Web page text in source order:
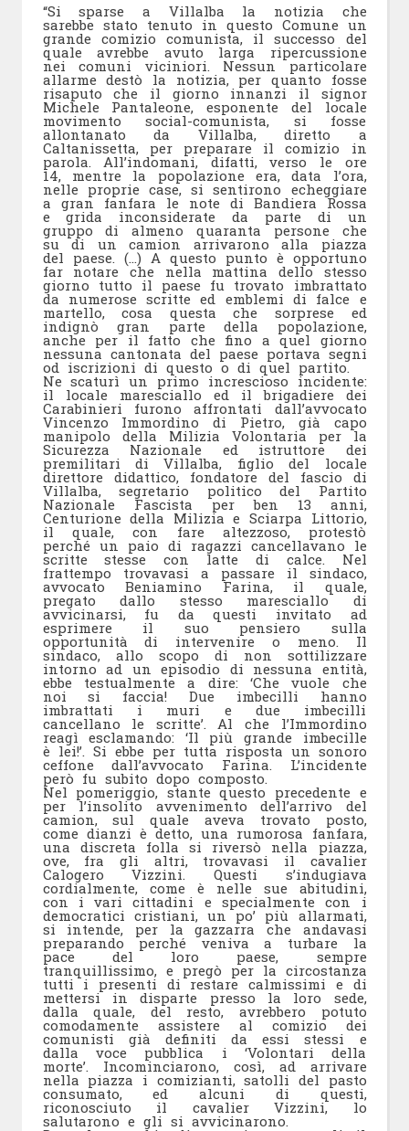
“Si sparse a Villalba la notizia che
sarebbe stato tenuto in questo Comune un
grande comizio comunista, il successo del
quale avrebbe avuto larga ripercussione
nei comuni viciniori. Nessun particolare
allarme destò la notizia, per quanto fosse
risaputo che il giorno innanzi il signor
Michele Pantaleone, esponente del locale
movimento social-comunista, si fosse
allontanato da Villalba, diretto a
Caltanissetta, per preparare il comizio in
parola. All’indomani, difatti, verso le ore
14, mentre la popolazione era, data l’ora,
nelle proprie case, si sentirono echeggiare
a gran fanfara le note di Bandiera Rossa
e grida inconsiderate da parte di un
gruppo di almeno quaranta persone che
su di un camion arrivarono alla piazza
del paese. (…) A questo punto è opportuno
far notare che nella mattina dello stesso
giorno tutto il paese fu trovato imbrattato
da numerose scritte ed emblemi di falce e
martello, cosa questa che sorprese ed
indignò gran parte della popolazione,
anche per il fatto che fino a quel giorno
nessuna cantonata del paese portava segni
od iscrizioni di questo o di quel partito.
Ne scaturì un primo increscioso incidente:
il locale maresciallo ed il brigadiere dei
Carabinieri furono affrontati dall’avvocato
Vincenzo Immordino di Pietro, già capo
manipolo della Milizia Volontaria per la
Sicurezza Nazionale ed istruttore dei
premilitari di Villalba, figlio del locale
direttore didattico, fondatore del fascio di
Villalba, segretario politico del Partito
Nazionale Fascista per ben 13 anni,
Centurione della Milizia e Sciarpa Littorio,
il quale, con fare altezzoso, protestò
perché un paio di ragazzi cancellavano le
scritte stesse con latte di calce. Nel
frattempo trovavasi a passare il sindaco,
avvocato Beniamino Farina, il quale,
pregato dallo stesso maresciallo di
avvicinarsi, fu da questi invitato ad
esprimere il suo pensiero sulla
opportunità di intervenire o meno. Il
sindaco, allo scopo di non sottilizzare
intorno ad un episodio di nessuna entità,
ebbe testualmente a dire: ‘Che vuole che
noi si faccia! Due imbecilli hanno
imbrattati i muri e due imbecilli
cancellano le scritte’. Al che l’Immordino
reagì esclamando: ‘Il più grande imbecille
è lei!’. Si ebbe per tutta risposta un sonoro
ceffone dall’avvocato Farina. L’incidente
però fu subito dopo composto.
Nel pomeriggio, stante questo precedente e
per l’insolito avvenimento dell’arrivo del
camion, sul quale aveva trovato posto,
come dianzi è detto, una rumorosa fanfara,
una discreta folla si riversò nella piazza,
ove, fra gli altri, trovavasi il cavalier
Calogero Vizzini. Questi s’indugiava
cordialmente, come è nelle sue abitudini,
con i vari cittadini e specialmente con i
democratici cristiani, un po’ più allarmati,
si intende, per la gazzarra che andavasi
preparando perché veniva a turbare la
pace del loro paese, sempre
tranquillissimo, e pregò per la circostanza
tutti i presenti di restare calmissimi e di
mettersi in disparte presso la loro sede,
dalla quale, del resto, avrebbero potuto
comodamente assistere al comizio dei
comunisti già definiti da essi stessi e
dalla voce pubblica i ‘Volontari della
morte’. Incominciarono, così, ad arrivare
nella piazza i comizianti, satolli del pasto
consumato, ed alcuni di questi,
riconosciuto il cavalier Vizzini, lo
salutarono e gli si avvicinarono.